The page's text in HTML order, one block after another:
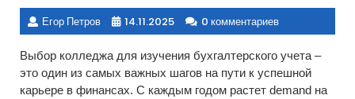
Егор Петров 14.11.2025 0 комментариев
Выбор колледжа для изучения бухгалтерского учета –
это один из самых важных шагов на пути к успешной
карьере в финансах. С каждым годом растет demand на